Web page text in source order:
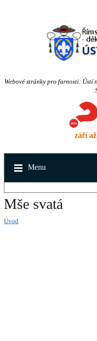
Webové stránky pro farnosti: Ústí
září
Menu
Mše svatá
Úvod